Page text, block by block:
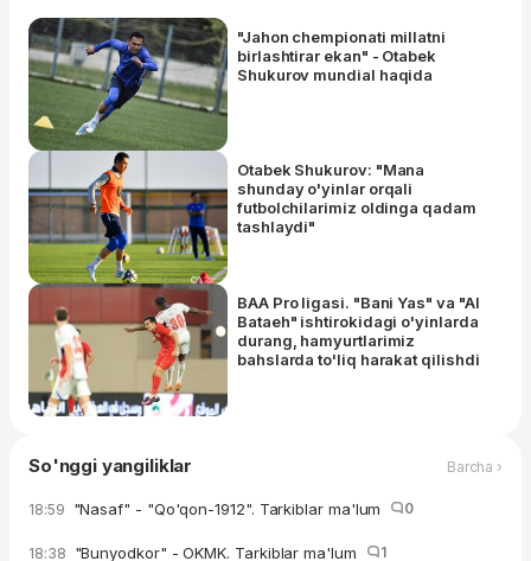
"Jahon chempionati millatni
birlashtirar ekan" - Otabek
Shukurov mundial haqida
Otabek Shukurov: "Mana
shunday o'yinlar orqali
futbolchilarimiz oldinga qadam
tashlaydi"
BAA Pro ligasi. "Bani Yas" va "Al
Bataeh" ishtirokidagi o'yinlarda
durang, hamyurtlarimiz
bahslarda to'liq harakat qilishdi
So'nggi yangiliklar Barcha ›
18:59 "Nasaf" - "Qo'qon-1912". Tarkiblar ma'lum 0
18:38 "Bunyodkor" - OKMK. Tarkiblar ma'lum 1